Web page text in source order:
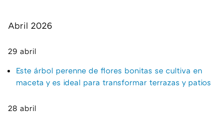
Abril 2026
29 abril
Este árbol perenne de flores bonitas se cultiva en
maceta y es ideal para transformar terrazas y patios
28 abril